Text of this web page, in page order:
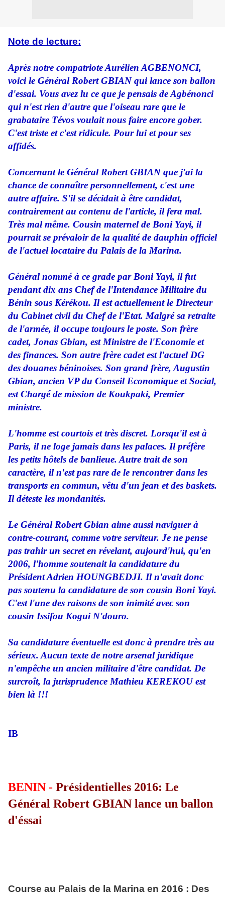
Note de lecture:
Après notre compatriote Aurélien AGBENONCI,
voici le Général Robert GBIAN qui lance son ballon
d'essai. Vous avez lu ce que je pensais de Agbénonci
qui n'est rien d'autre que l'oiseau rare que le
grabataire Tévos voulait nous faire encore gober.
C'est triste et c'est ridicule. Pour lui et pour ses
affidés.
Concernant le Général Robert GBIAN que j'ai la
chance de connaître personnellement, c'est une
autre affaire. S'il se décidait à être candidat,
contrairement au contenu de l'article, il fera mal.
Très mal même. Cousin maternel de Boni Yayi, il
pourrait se prévaloir de la qualité de dauphin officiel
de l'actuel locataire du Palais de la Marina.
Général nommé à ce grade par Boni Yayi, il fut
pendant dix ans Chef de l'Intendance Militaire du
Bénin sous Kérékou. Il est actuellement le Directeur
du Cabinet civil du Chef de l'Etat. Malgré sa retraite
de l'armée, il occupe toujours le poste. Son frère
cadet, Jonas Gbian, est Ministre de l'Economie et
des finances. Son autre frère cadet est l'actuel DG
des douanes béninoises. Son grand frère, Augustin
Gbian, ancien VP du Conseil Economique et Social,
est Chargé de mission de Koukpaki, Premier
ministre.
L'homme est courtois et très discret. Lorsqu'il est à
Paris, il ne loge jamais dans les palaces. Il préfère
les petits hôtels de banlieue. Autre trait de son
caractère, il n'est pas rare de le rencontrer dans les
transports en commun, vêtu d'un jean et des baskets.
Il déteste les mondanités.
Le Général Robert Gbian aime aussi naviguer à
contre-courant, comme votre serviteur. Je ne pense
pas trahir un secret en révelant, aujourd'hui, qu'en
2006, l'homme soutenait la candidature du
Président Adrien HOUNGBEDJI. Il n'avait donc
pas soutenu la candidature de son cousin Boni Yayi.
C'est l'une des raisons de son inimité avec son
cousin Issifou Kogui N'douro.
Sa candidature éventuelle est donc à prendre très au
sérieux. Aucun texte de notre arsenal juridique
n'empêche un ancien militaire d'être candidat. De
surcroît, la jurisprudence Mathieu KEREKOU est
bien là !!!
IB
BENIN - Présidentielles 2016: Le
Général Robert GBIAN lance un ballon
d'éssai
Course au Palais de la Marina en 2016 : Des